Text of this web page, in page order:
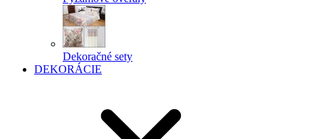
Dekoračné sety
DEKORÁCIE